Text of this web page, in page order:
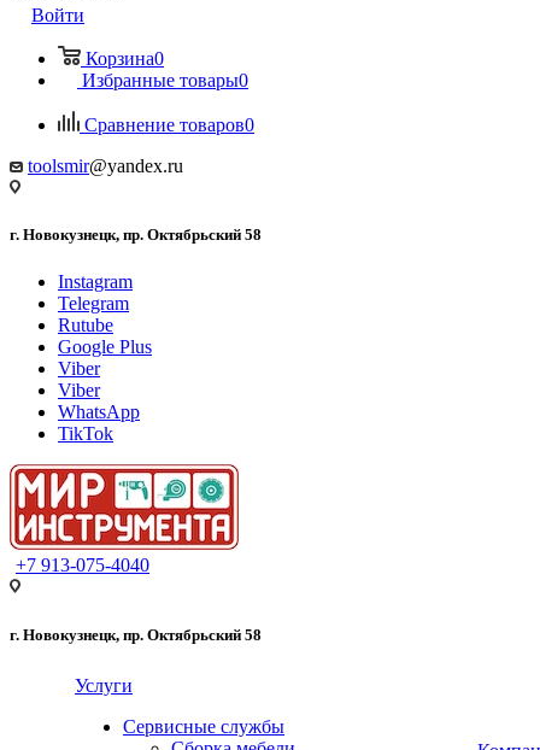
Войти
Корзина0
Избранные товары0
Сравнение товаров0
toolsmir@yandex.ru
г. Новокузнецк, пр. Октябрьский 58
Instagram
Telegram
Rutube
Google Plus
Viber
Viber
WhatsApp
TikTok
+7 913-075-4040
г. Новокузнецк, пр. Октябрьский 58
Услуги
Сервисные службы